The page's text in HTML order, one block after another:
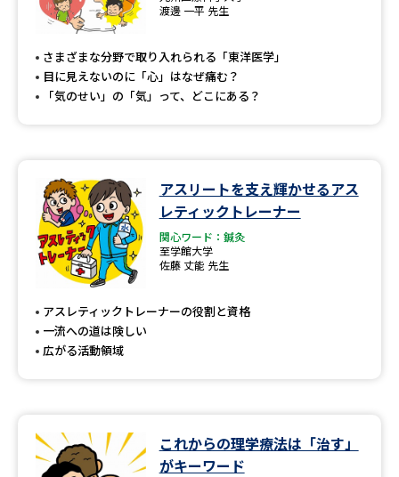
渡邊 一平 先生
さまざまな分野で取り入れられる「東洋医学」
目に見えないのに「心」はなぜ痛む？
「気のせい」の「気」って、どこにある？
アスリートを支え輝かせるアス
レティックトレーナー
関心ワード：鍼灸
至学館大学
佐藤 丈能 先生
アスレティックトレーナーの役割と資格
一流への道は険しい
広がる活動領域
これからの理学療法は「治す」
がキーワード